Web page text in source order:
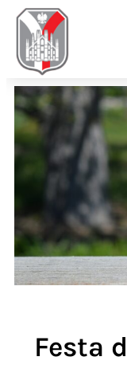
Festa